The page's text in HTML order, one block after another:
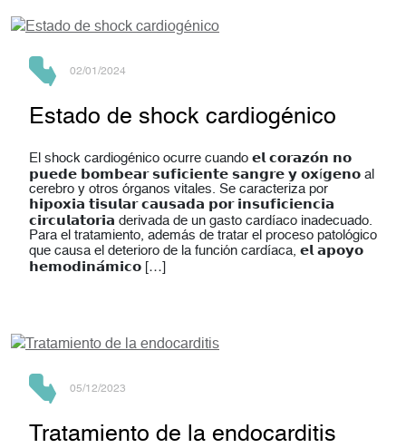
02/01/2024
Estado de shock cardiogénico
El shock cardiogénico ocurre cuando 𝗲𝗹 𝗰𝗼𝗿𝗮𝘇𝗼́𝗻 𝗻𝗼
𝗽𝘂𝗲𝗱𝗲 𝗯𝗼𝗺𝗯𝗲𝗮𝗿 𝘀𝘂𝗳𝗶𝗰𝗶𝗲𝗻𝘁𝗲 𝘀𝗮𝗻𝗴𝗿𝗲 𝘆 𝗼𝘅í𝗴𝗲𝗻𝗼 al
cerebro y otros órganos vitales. Se caracteriza por
𝗵𝗶𝗽𝗼𝘅𝗶𝗮 𝘁𝗶𝘀𝘂𝗹𝗮𝗿 𝗰𝗮𝘂𝘀𝗮𝗱𝗮 𝗽𝗼𝗿 𝗶𝗻𝘀𝘂𝗳𝗶𝗰𝗶𝗲𝗻𝗰𝗶𝗮
𝗰𝗶𝗿𝗰𝘂𝗹𝗮𝘁𝗼𝗿𝗶𝗮 derivada de un gasto cardíaco inadecuado.
Para el tratamiento, además de tratar el proceso patológico
que causa el deterioro de la función cardíaca, 𝗲𝗹 𝗮𝗽𝗼𝘆𝗼
𝗵𝗲𝗺𝗼𝗱𝗶𝗻𝗮́𝗺𝗶𝗰𝗼 […]
05/12/2023
Tratamiento de la endocarditis